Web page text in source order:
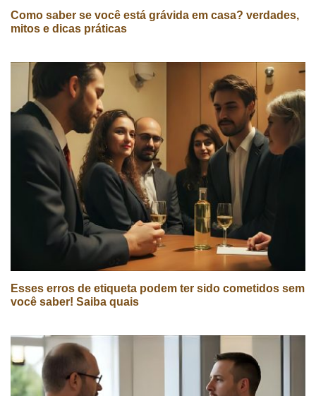
Como saber se você está grávida em casa? verdades,
mitos e dicas práticas
Esses erros de etiqueta podem ter sido cometidos sem
você saber! Saiba quais